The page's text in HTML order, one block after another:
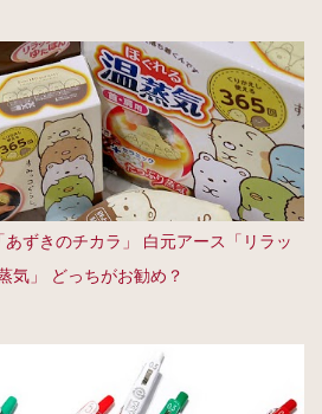
ずきのチカラ」 白元アース「リラッ
気」 どっちがお勧め？